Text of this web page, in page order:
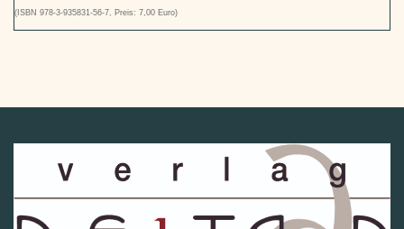
(ISBN 978-3-935831-56-7, Preis: 7,00 Euro)